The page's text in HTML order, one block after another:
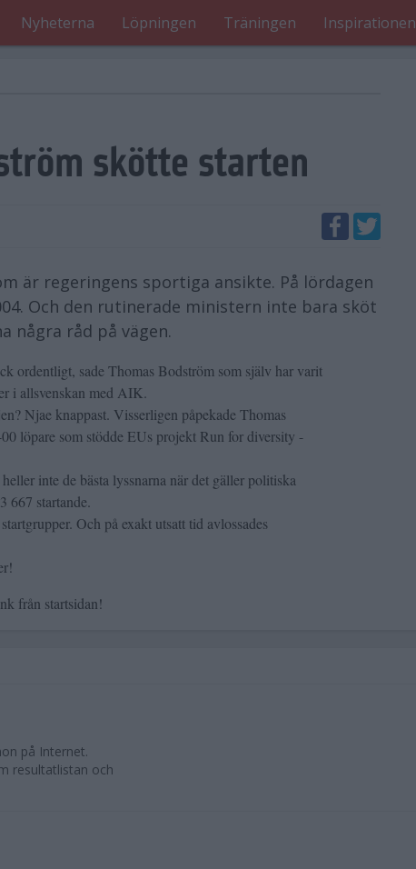
Nyheterna Löpningen Träningen Inspirationen
skötte starten
är regeringens sportiga ansikte. På lördagen
Och den rutinerade ministern inte bara sköt
några råd på vägen.
ordentligt, sade Thomas Bodström som själv har varit
i allsvenskan med AIK.
Njae knappast. Visserligen påpekade Thomas
löpare som stödde EUs projekt Run for diversity -
inte de bästa lyssnarna när det gäller politiska
667 startande.
Och på exakt utsatt tid avlossades
från startsidan!
på Internet.
resultatlistan och